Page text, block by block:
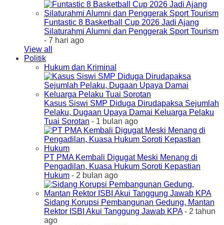
Funtastic 8 Basketball Cup 2026 Jadi Ajang
Silaturahmi Alumni dan Penggerak Sport Tourism
- 7 hari ago
View all
Politik
Hukum dan Kriminal
Kasus Siswi SMP Diduga Dirudapaksa Sejumlah
Pelaku, Dugaan Upaya Damai Keluarga Pelaku
Tuai Sorotan - 1 bulan ago
PT PMA Kembali Digugat Meski Menang di
Pengadilan, Kuasa Hukum Soroti Kepastian
Hukum - 2 bulan ago
Sidang Korupsi Pembangunan Gedung, Mantan
Rektor ISBI Akui Tanggung Jawab KPA- 2 tahun
ago